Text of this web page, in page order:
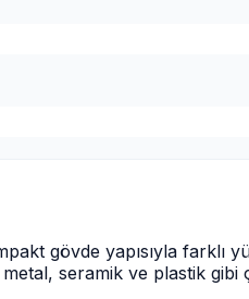
gövde yapısıyla farklı
seramik ve plastik gibi